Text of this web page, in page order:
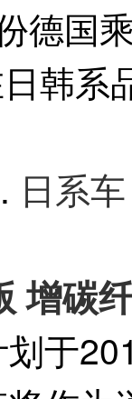
德国
韩系
. 日系车
增碳
于